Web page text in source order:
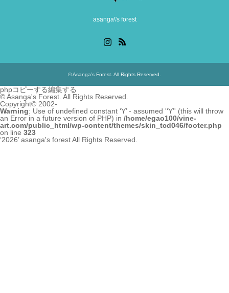
asanga\'s forest
©Asanga’s Forest . All Rights Reserved.
phpコピーする編集する
©Asanga's Forest. All Rights Reserved.
Copyright© 2002-
Warning: Use of undefined constant ‘Y’ - assumed '‘Y’' (this will throw
an Error in a future version of PHP) in /home/egao100/vine-
art.com/public_html/wp-content/themes/skin_tcd046/footer.php
on line 323
‘2026’asanga's forestAll Rights Reserved.